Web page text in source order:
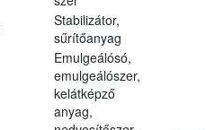
Stabilizátor,
sűrítőanyag
Emulgeálósó,
emulgeálószer,
kelátképző
anyag,